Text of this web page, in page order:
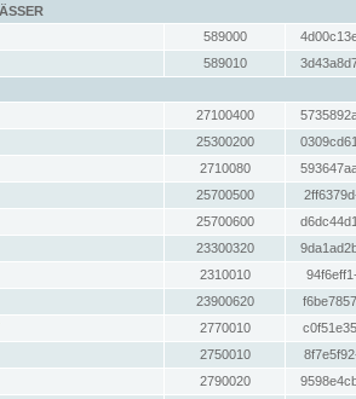
589000
589010
27100400
25300200
2710080
25700500
25700600
23300320
2310010
23900620
2770010
2750010
2790020